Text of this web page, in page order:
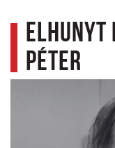
Elhunyt
Péter